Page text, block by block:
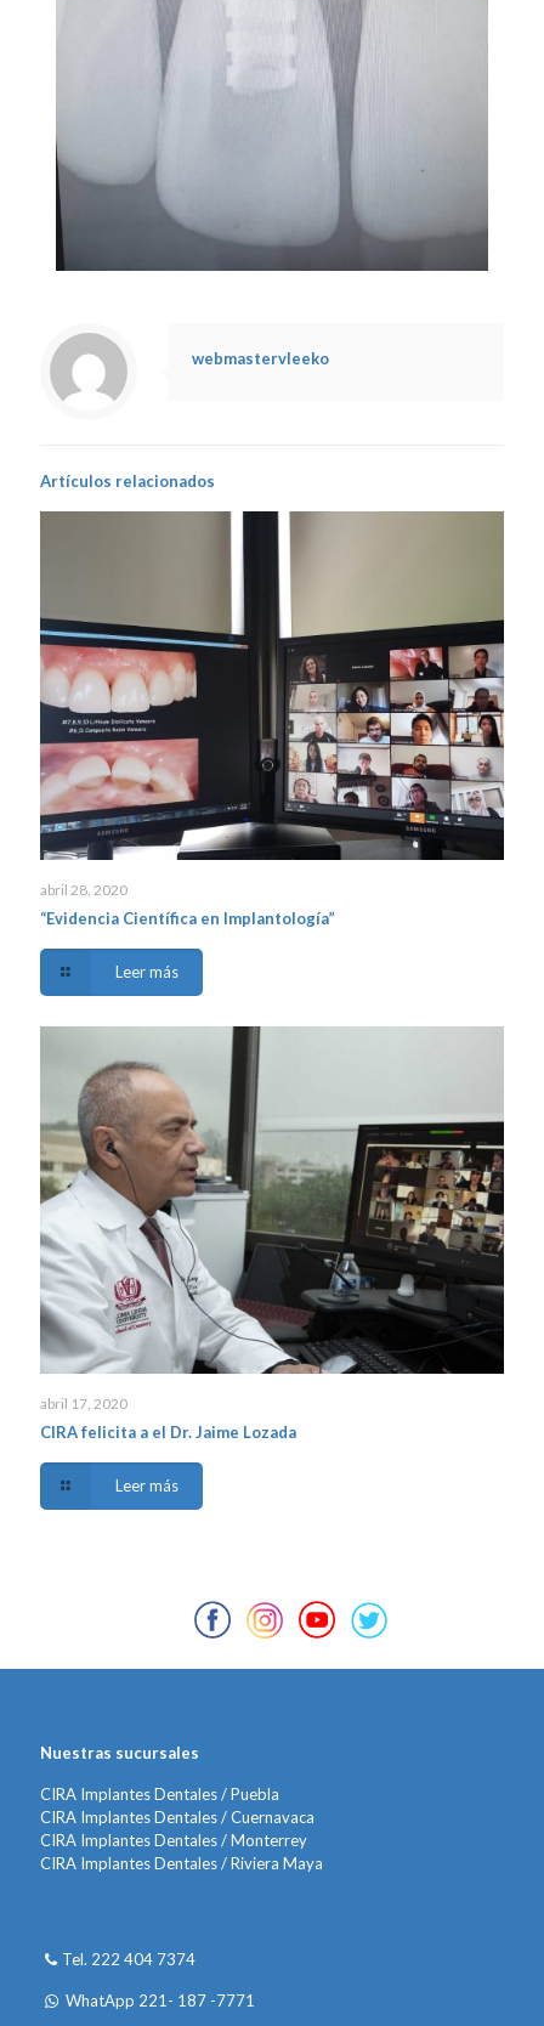
webmastervleeko
Artículos relacionados
abril 28, 2020
“Evidencia Científica en Implantología”
Leer más
abril 17, 2020
CIRA felicita a el Dr. Jaime Lozada
Leer más
Nuestras sucursales
CIRA Implantes Dentales / Puebla
CIRA Implantes Dentales / Cuernavaca
CIRA Implantes Dentales / Monterrey
CIRA Implantes Dentales / Riviera Maya
Tel. 222 404 7374
WhatApp 221- 187 -7771